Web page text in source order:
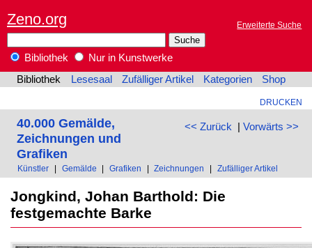
Zeno.org Erweiterte Suche
Bibliothek
Nur in Kunstwerke
Bibliothek
Lesesaal Zufälliger Artikel Kategorien Shop
DRUCKEN
<< Zurück | Vorwärts >>
40.000 Gemälde,
Zeichnungen und
Grafiken
Künstler Gemälde Grafiken Zeichnungen Zufälliger Artikel
Jongkind, Johan Barthold: Die
festgemachte Barke